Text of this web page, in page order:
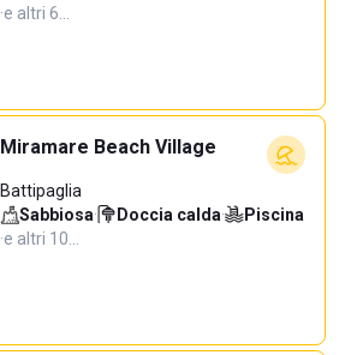
·e altri 6…
Miramare Beach Village
Battipaglia
Sabbiosa· Doccia calda·
Piscina
·e altri 10…